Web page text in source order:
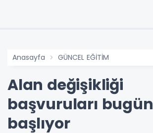
Anasayfa GÜNCEL EĞİTİM
Alan değişikliği
başvuruları bugün
başlıyor